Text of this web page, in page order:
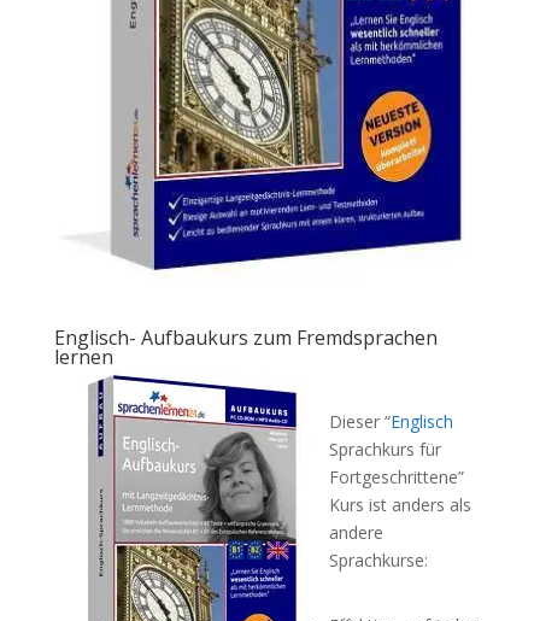
Englisch- Aufbaukurs zum Fremdsprachen
lernen
Dieser “Englisch
Sprachkurs für
Fortgeschrittene”
Kurs ist anders als
andere
Sprachkurse: